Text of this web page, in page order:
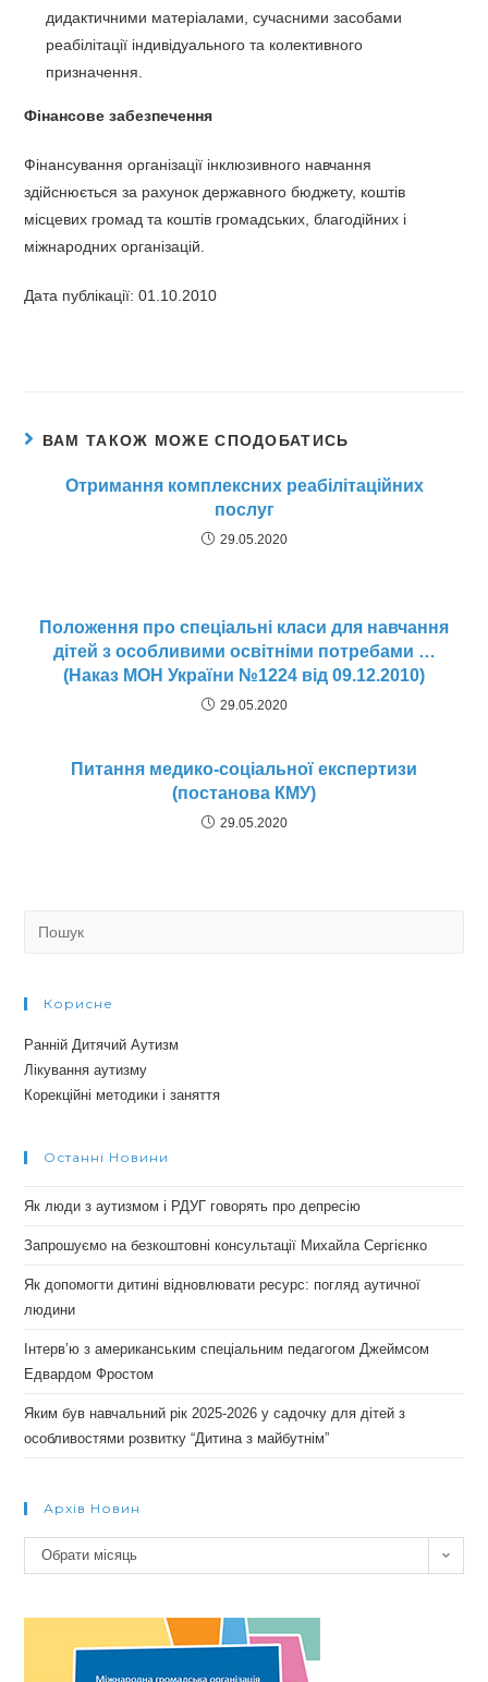
дидактичними матеріалами, сучасними засобами
реабілітації індивідуального та колективного
призначення.
Фінансове забезпечення
Фінансування організації інклюзивного навчання
здійснюється за рахунок державного бюджету, коштів
місцевих громад та коштів громадських, благодійних і
міжнародних організацій.
Дата публікації: 01.10.2010
ВАМ ТАКОЖ МОЖЕ СПОДОБАТИСЬ
Отримання комплексних реабілітаційних
послуг
29.05.2020
Положення про спеціальні класи для навчання
дітей з особливими освітніми потребами …
(Наказ МОН України №1224 від 09.12.2010)
29.05.2020
Питання медико-соціальної експертизи
(постанова КМУ)
29.05.2020
Корисне
Ранній Дитячий Аутизм
Лікування аутизму
Корекційні методики і заняття
Останні Новини
Як люди з аутизмом і РДУГ говорять про депресію
Запрошуємо на безкоштовні консультації Михайла Сергієнко
Як допомогти дитині відновлювати ресурс: погляд аутичної
людини
Інтерв’ю з американським спеціальним педагогом Джеймсом
Едвардом Фростом
Яким був навчальний рік 2025-2026 у садочку для дітей з
особливостями розвитку “Дитина з майбутнім”
Архів Новин
Архів
новин
Обрати місяць